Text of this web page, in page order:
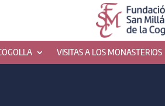
VISITAS A LOS MONASTERIOS